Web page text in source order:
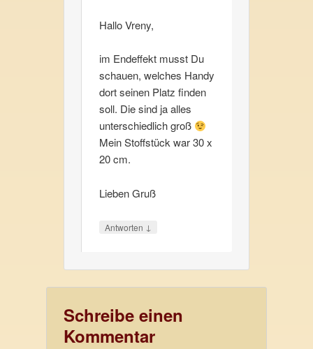
Hallo Vreny,
im Endeffekt musst Du
schauen, welches Handy
dort seinen Platz finden
soll. Die sind ja alles
unterschiedlich groß
Mein Stoffstück war 30 x
20 cm.
Lieben Gruß
Antworten ↓
Schreibe einen
Kommentar